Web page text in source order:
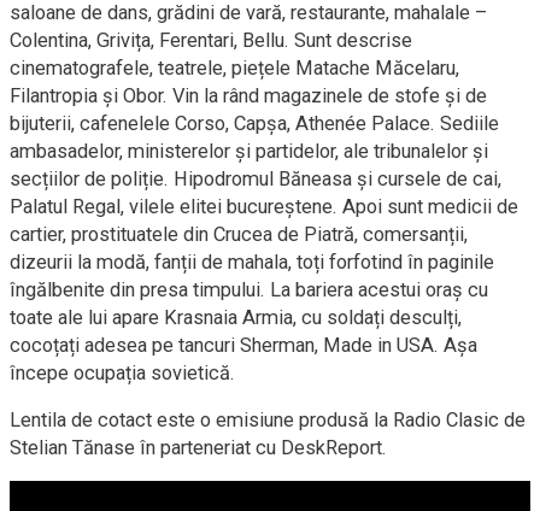
saloane de dans, grădini de vară, restaurante, mahalale –
Colentina, Grivița, Ferentari, Bellu. Sunt descrise
cinematografele, teatrele, piețele Matache Măcelaru,
Filantropia și Obor. Vin la rând magazinele de stofe și de
bijuterii, cafenelele Corso, Capșa, Athenée Palace. Sediile
ambasadelor, ministerelor și partidelor, ale tribunalelor și
secțiilor de poliție. Hipodromul Băneasa și cursele de cai,
Palatul Regal, vilele elitei bucureștene. Apoi sunt medicii de
cartier, prostituatele din Crucea de Piatră, comersanții,
dizeurii la modă, fanții de mahala, toți forfotind în paginile
îngălbenite din presa timpului. La bariera acestui oraș cu
toate ale lui apare Krasnaia Armia, cu soldați desculți,
cocoțați adesea pe tancuri Sherman, Made in USA. Așa
începe ocupația sovietică.
Lentila de cotact este o emisiune produsă la Radio Clasic de
Stelian Tănase în parteneriat cu DeskReport.